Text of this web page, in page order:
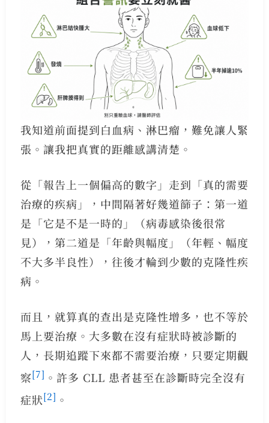
我知道前面提到白血病、淋巴瘤，難免讓人緊
張。讓我把真實的距離感講清楚。
從「報告上一個偏高的數字」走到「真的需要
治療的疾病」，中間隔著好幾道篩子：第一道
是「它是不是一時的」（病毒感染後很常
見），第二道是「年齡與幅度」（年輕、幅度
不大多半良性），往後才輪到少數的克隆性疾
病。
而且，就算真的查出是克隆性增多，也不等於
馬上要治療。大多數在沒有症狀時被診斷的
人，長期追蹤下來都不需要治療，只要定期觀
察[7] 。許多 CLL 患者甚至在診斷時完全沒有
症狀[2] 。